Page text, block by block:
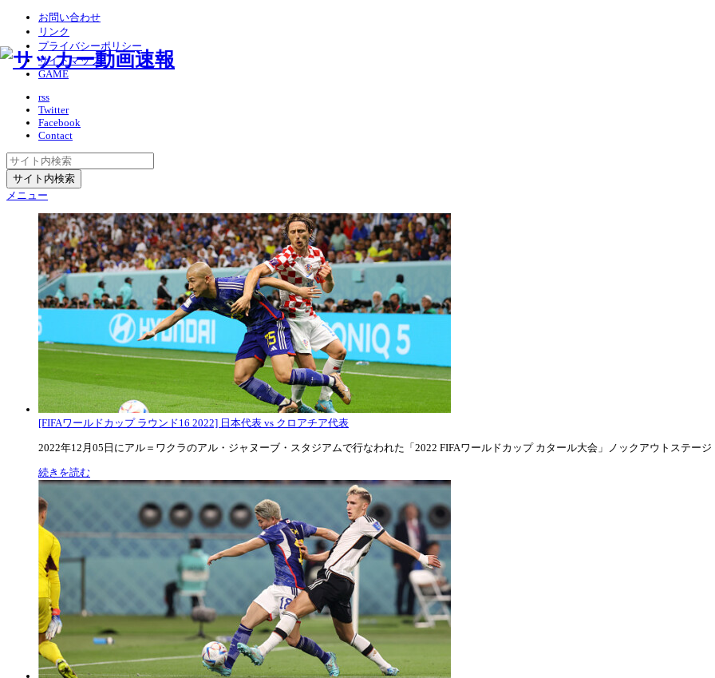
お問い合わせ
リンク
プライバシーポリシー
サイトマップ
GAME
rss
Twitter
Facebook
Contact
メニュー
[FIFAワールドカップ ラウンド16 2022] 日本代表 vs クロアチア代表
2022年12月05日にアル＝ワクラのアル・ジャヌーブ・スタジアムで行なわれた「2022 FIFAワールドカップ カタール大会」ノックアウトステージ
続きを読む